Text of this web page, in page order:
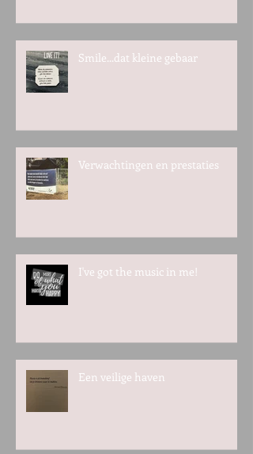
Smile...dat kleine gebaar
Verwachtingen en prestaties
I've got the music in me!
Een veilige haven